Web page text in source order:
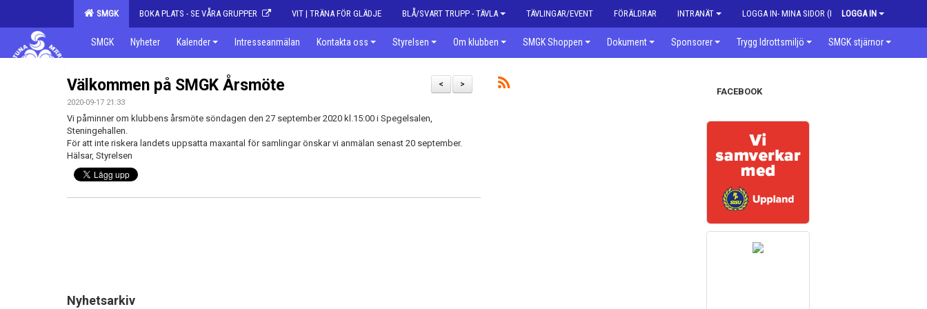
SMGK BOKA PLATS - SE VÅRA GRUPPER VIT | TRÄNA FÖR GLÄDJE BLÅ/SVART TRUPP - TÄVLA TÄVLINGAR/EVENT FÖRÄLDRAR INTRANÄT LOGGA IN- MINA SIDOR (MEDLEM)
LOGGA IN
SMGK Nyheter Kalender Intresseanmälan Kontakta oss Styrelsen Om klubben SMGK Shoppen Dokument Sponsorer Trygg Idrottsmiljö SMGK stjärnor
>
<
Välkommen på SMGK Årsmöte
2020-09-17 21:33
Vi påminner om klubbens årsmöte söndagen den 27 september 2020 kl.15:00 i Spegelsalen,
Steningehallen.
För att inte riskera landets uppsatta maxantal för samlingar önskar vi anmälan senast 20 september.
Hälsar, Styrelsen
Nyhetsarkiv
FACEBOOK